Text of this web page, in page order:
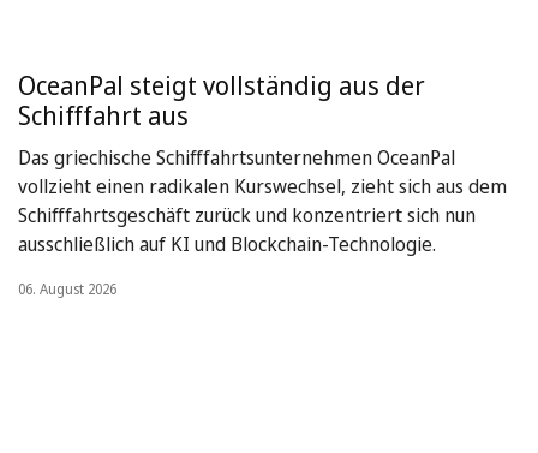
OceanPal steigt vollständig aus der
Schifffahrt aus
Das griechische Schifffahrtsunternehmen OceanPal
vollzieht einen radikalen Kurswechsel, zieht sich aus dem
Schifffahrtsgeschäft zurück und konzentriert sich nun
ausschließlich auf KI und Blockchain-Technologie.
06. August 2026